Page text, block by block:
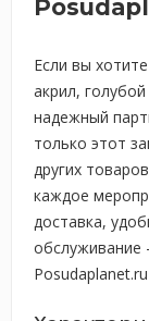
Если вы
акрил,
надежный
только этот
других
каждое
доставка,
обслуживание